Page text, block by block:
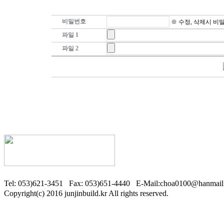
비밀번호
※ 수정, 삭제시 비
파일 1
파일 2
Tel: 053)621-3451 Fax: 053)651-4440 E-
Copyright(c) 2016 junjinbuild.kr All rights reserved.